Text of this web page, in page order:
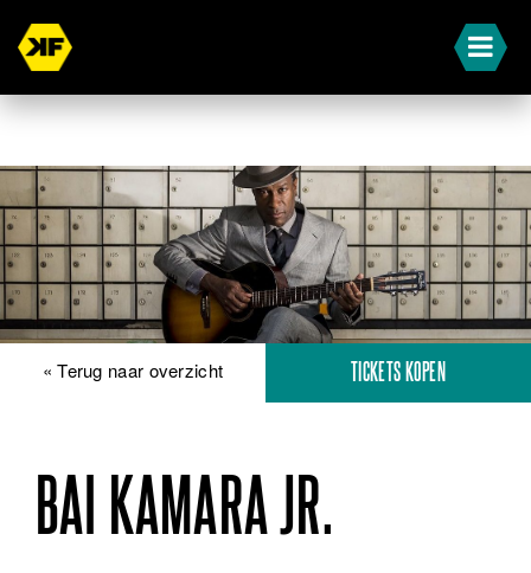
« Terug naar overzicht TICKETS KOPEN
BAI KAMARA JR.